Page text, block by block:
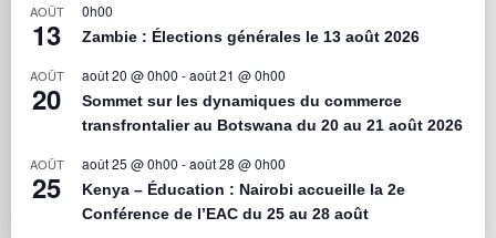
AOÛT
13
0h00
Zambie : Élections générales le 13 août 2026
AOÛT
20
août 20 @ 0h00 -août 21 @ 0h00
Sommet sur les dynamiques du commerce
transfrontalier au Botswana du 20 au 21 août 2026
AOÛT
25
août 25 @ 0h00 -août 28 @ 0h00
Kenya – Éducation : Nairobi accueille la 2e
Conférence de l’EAC du 25 au 28 août